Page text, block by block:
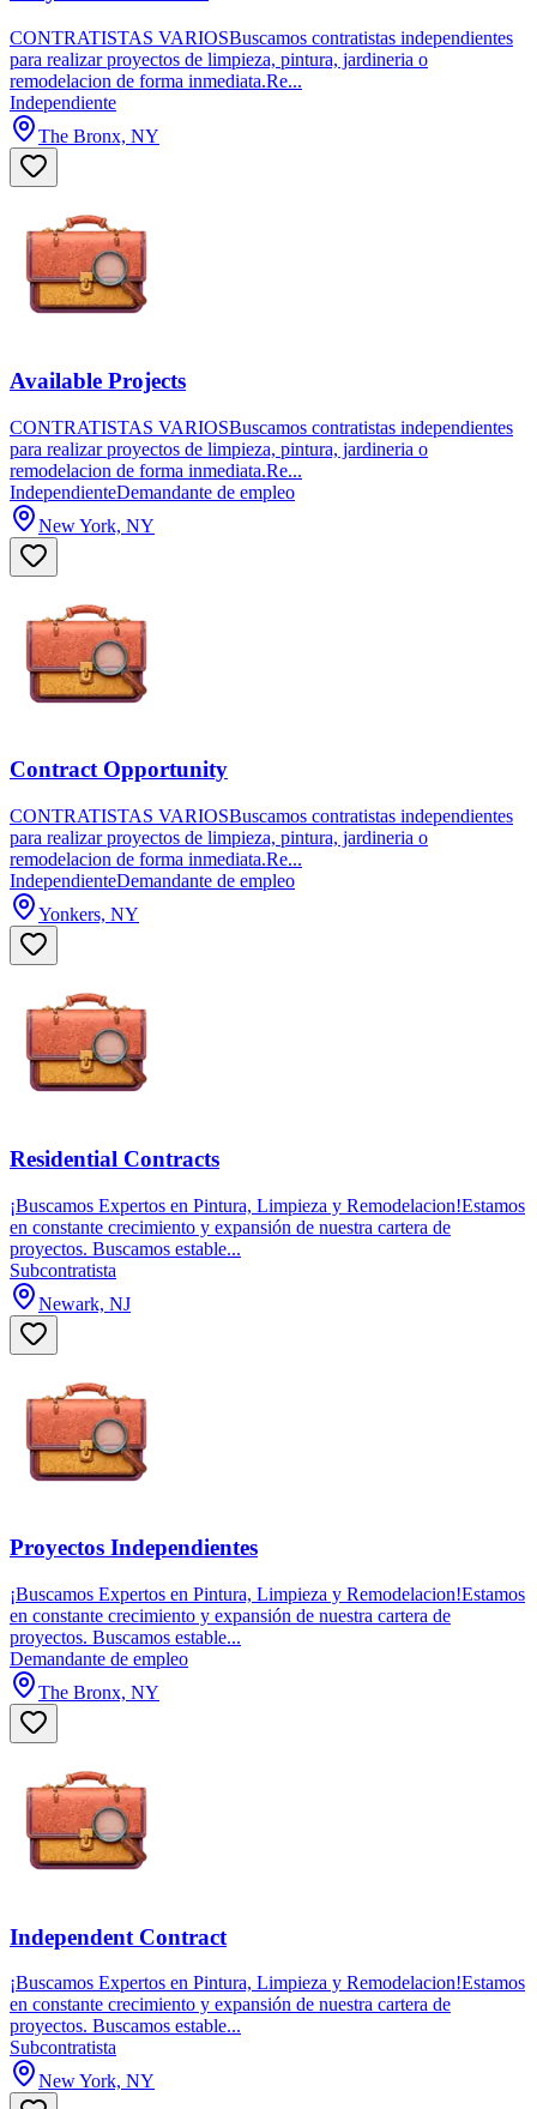
CONTRATISTAS VARIOSBuscamos contratistas independientes
para realizar proyectos de limpieza, pintura, jardineria o
remodelacion de forma inmediata.Re...
Independiente
The Bronx, NY
Available Projects
CONTRATISTAS VARIOSBuscamos contratistas independientes
para realizar proyectos de limpieza, pintura, jardineria o
remodelacion de forma inmediata.Re...
IndependienteDemandante de empleo
New York, NY
Contract Opportunity
CONTRATISTAS VARIOSBuscamos contratistas independientes
para realizar proyectos de limpieza, pintura, jardineria o
remodelacion de forma inmediata.Re...
IndependienteDemandante de empleo
Yonkers, NY
Residential Contracts
¡Buscamos Expertos en Pintura, Limpieza y Remodelacion!Estamos
en constante crecimiento y expansión de nuestra cartera de
proyectos. Buscamos estable...
Subcontratista
Newark, NJ
Proyectos Independientes
¡Buscamos Expertos en Pintura, Limpieza y Remodelacion!Estamos
en constante crecimiento y expansión de nuestra cartera de
proyectos. Buscamos estable...
Demandante de empleo
The Bronx, NY
Independent Contract
¡Buscamos Expertos en Pintura, Limpieza y Remodelacion!Estamos
en constante crecimiento y expansión de nuestra cartera de
proyectos. Buscamos estable...
Subcontratista
New York, NY